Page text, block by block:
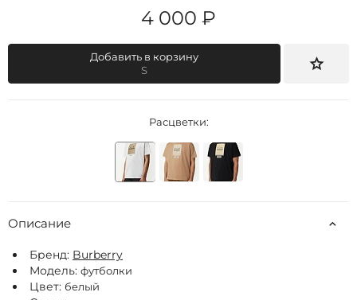
4 000 ₽
Добавить в корзину
S
Расцветки:
Описание
Бренд: Burberry
Модель: футболки
Цвет: белый